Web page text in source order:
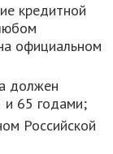
кредитной
официальном
должен
и 65 годами;
Российской